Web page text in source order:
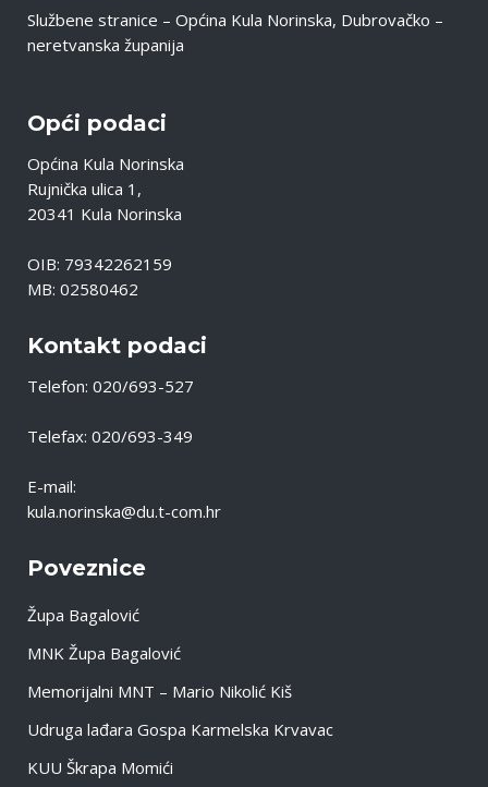
Službene stranice – Općina Kula Norinska, Dubrovačko –
neretvanska županija
Opći podaci
Općina Kula Norinska
Rujnička ulica 1,
20341 Kula Norinska
OIB: 79342262159
MB: 02580462
Kontakt podaci
Telefon: 020/693-527
Telefax: 020/693-349
E-mail:
kula.norinska@du.t-com.hr
Poveznice
Župa Bagalović
MNK Župa Bagalović
Memorijalni MNT – Mario Nikolić Kiš
Udruga lađara Gospa Karmelska Krvavac
KUU Škrapa Momići